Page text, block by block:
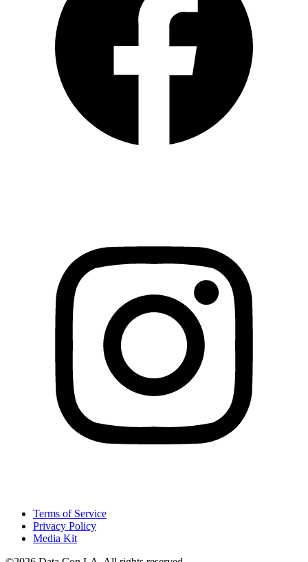
Terms of Service
Privacy Policy
Media Kit